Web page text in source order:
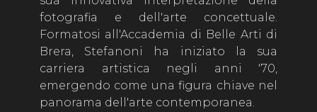
fotografia e dell'arte concettuale.
Formatosi all'Accademia di Belle Arti di
Brera, Stefanoni ha iniziato la sua
carriera artistica negli anni '70,
emergendo come una figura chiave nel
panorama dell'arte contemporanea.